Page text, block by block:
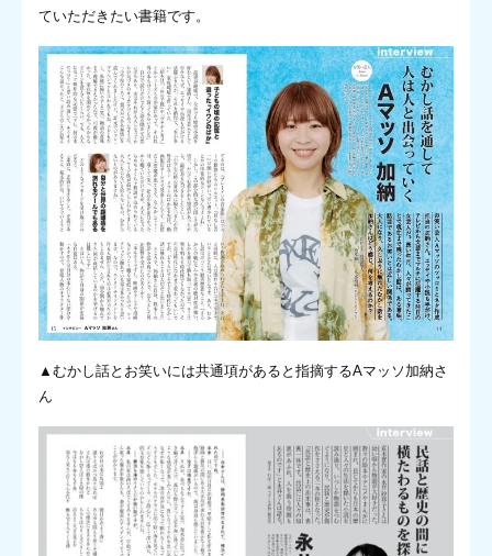
ていただきたい書籍です。
▲むかし話とお笑いには共通項があると指摘するAマッソ加納さ
ん